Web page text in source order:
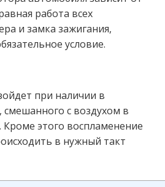
работа всех
и замка зажигания,
условие.
при наличии в
с воздухом в
этого воспламенение
в нужный такт